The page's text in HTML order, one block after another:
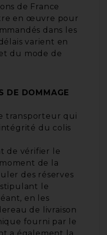
de France
en œuvre pour
dans les
varient en
du mode de
DE DOMMAGE
transporteur qui
du colis
de vérifier le
de la
des réserves
le
en les
de livraison
fourni par le
a également la